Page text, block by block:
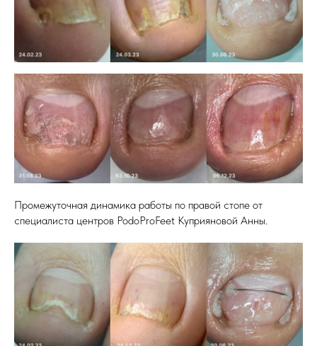
Промежуточная динамика работы по правой стопе от
специалиста центров PodoProFeet Куприяновой Анны.